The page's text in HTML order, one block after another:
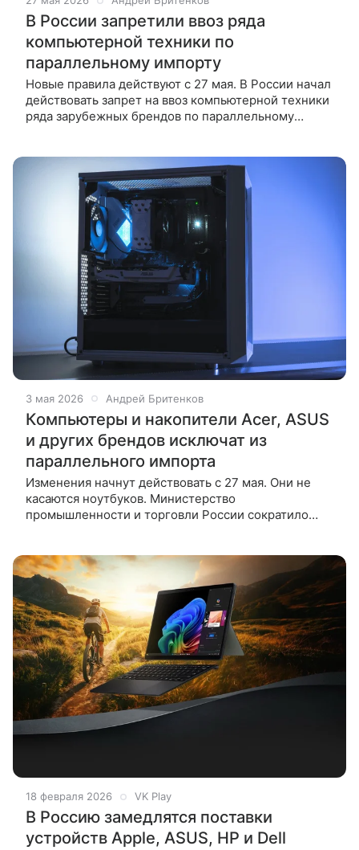
В России запретили ввоз ряда
компьютерной техники по
параллельному импорту
Новые правила действуют с 27 мая. В России начал
действовать запрет на ввоз компьютерной техники
ряда зарубежных брендов по параллельному
3 мая 2026 Андрей Бритенков
Компьютеры и накопители Acer, ASUS
и других брендов исключат из
параллельного импорта
Изменения начнут действовать с 27 мая. Они не
касаются ноутбуков. Министерство
промышленности и торговли России сократило
18 февраля 2026 VK Play
В Россию замедлятся поставки
устройств Apple, ASUS, HP и Dell